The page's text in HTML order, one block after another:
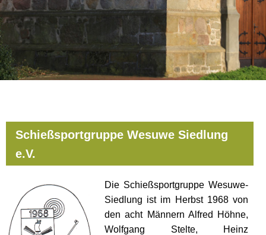
Schießsportgruppe Wesuwe Siedlung
e.V.
Die Schießsportgruppe Wesuwe-
Siedlung ist im Herbst 1968 von
den acht Männern Alfred Höhne,
Wolfgang Stelte, Heinz